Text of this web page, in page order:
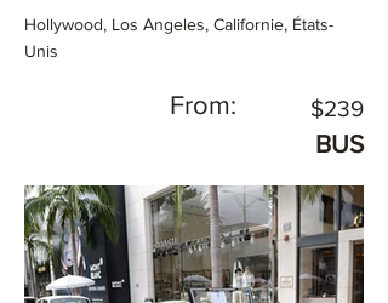
Hollywood, Los Angeles, Californie, États-
Unis
From: $239
BUS